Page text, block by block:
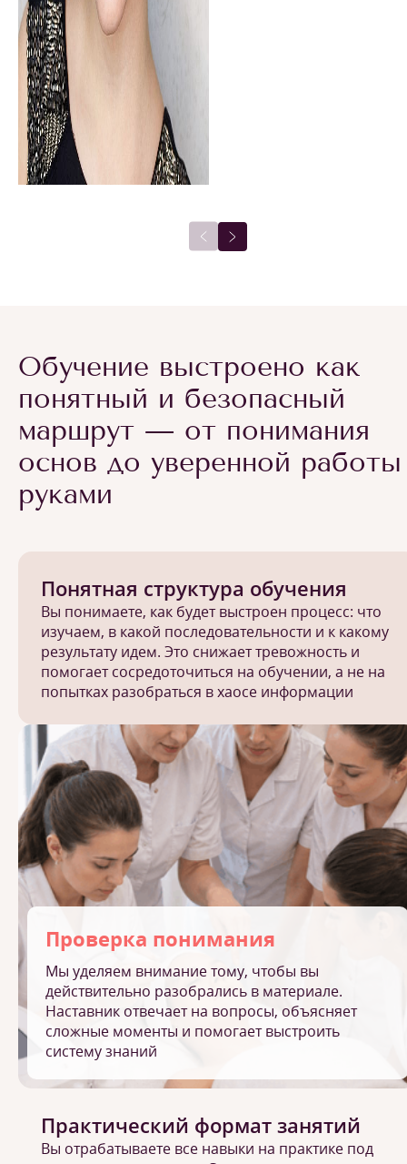
Обучение выстроено как
понятный и безопасный
маршрут — от понимания
основ до уверенной работы
руками
Понятная структура обучения
Вы понимаете, как будет выстроен процесс: что
изучаем, в какой последовательности и к какому
результату идем. Это снижает тревожность и
помогает сосредоточиться на обучении, а не на
попытках разобраться в хаосе информации
Проверка понимания
Мы уделяем внимание тому, чтобы вы
действительно разобрались в материале.
Наставник отвечает на вопросы, объясняет
сложные моменты и помогает выстроить
систему знаний
Практический формат занятий
Вы отрабатываете все навыки на практике под